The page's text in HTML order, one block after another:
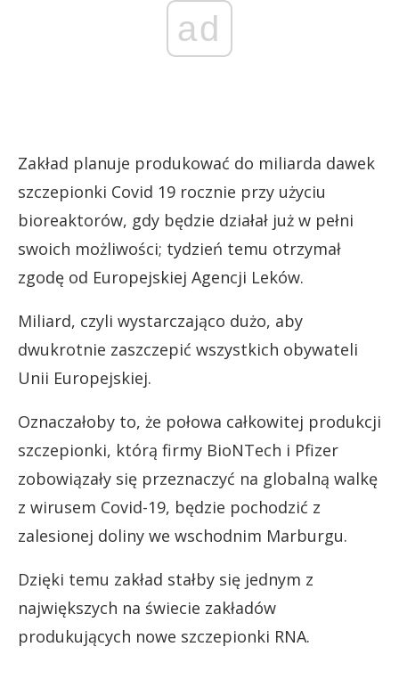
ad
Zakład planuje produkować do miliarda dawek
szczepionki Covid 19 rocznie przy użyciu
bioreaktorów, gdy będzie działał już w pełni
swoich możliwości; tydzień temu otrzymał
zgodę od Europejskiej Agencji Leków.
Miliard, czyli wystarczająco dużo, aby
dwukrotnie zaszczepić wszystkich obywateli
Unii Europejskiej.
Oznaczałoby to, że połowa całkowitej produkcji
szczepionki, którą firmy BioNTech i Pfizer
zobowiązały się przeznaczyć na globalną walkę
z wirusem Covid-19, będzie pochodzić z
zalesionej doliny we wschodnim Marburgu.
Dzięki temu zakład stałby się jednym z
największych na świecie zakładów
produkujących nowe szczepionki RNA.